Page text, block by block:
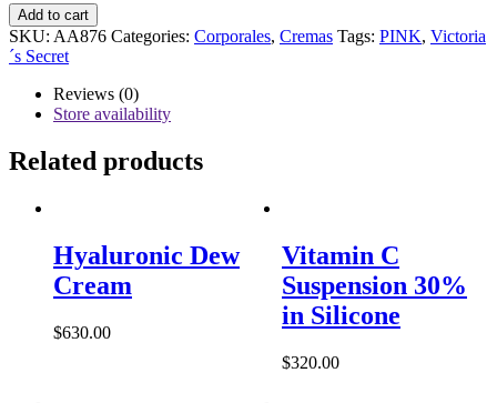
Pink
-
Coco
quantity
Add to cart
SKU: AA876 Categories: Corporales, Cremas Tags: PINK, Victoria
´s Secret
Reviews (0)
Store availability
Related products
Hyaluronic Dew
Cream
$630.00
Vitamin C
Suspension 30%
in Silicone
$320.00